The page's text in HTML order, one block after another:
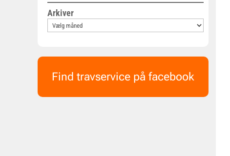
Arkiver
Find travservice på facebook